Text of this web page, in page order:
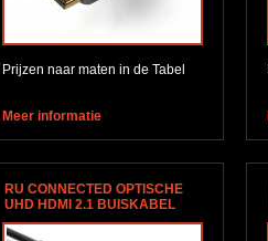
Prijzen naar maten in de Tabel
Meer informatie
RU CONNECTED OPTISCHE
UHD HDMI 2.1 BUISKABEL